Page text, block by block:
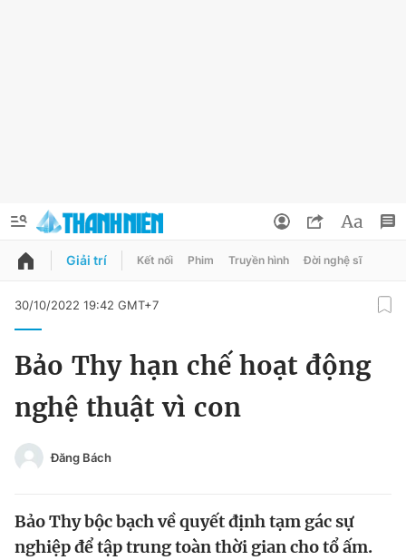
QUẢNG CÁO
Chào ngày mới
Tin thị trường Tin 360
Đổi mật khẩu
Tin đã lưu
Giải trí Kết nối Phim Truyền hình Đời nghệ sĩ
30/10/2022 19:42 GMT+7
Bảo Thy hạn chế hoạt động
nghệ thuật vì con
Đăng Bách
Bảo Thy bộc bạch về quyết định tạm gác sự
nghiệp để tập trung toàn thời gian cho tổ ấm.